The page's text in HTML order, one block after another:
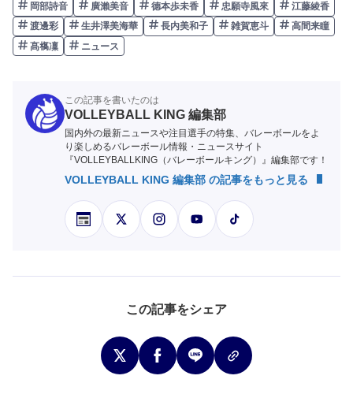
岡部詩音
廣瀨美音 德本歩未香 忠願寺風來
江藤綾香
渡邊彩
生井澤美海華 長内美和子 雑賀恵斗
高間来瞳
髙𣘺凜
ニュース
この記事を書いたのは
VOLLEYBALL KING 編集部
国内外の最新ニュースや注目選手の特集、バレーボールをよ
り楽しめるバレーボール情報・ニュースサイト
『VOLLEYBALLKING（バレーボールキング）』編集部です！
VOLLEYBALL KING 編集部 の記事をもっと見る
この記事をシェア